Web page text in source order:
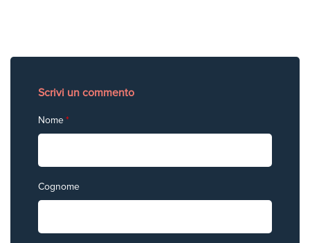
Scrivi un commento
Nome*
Cognome